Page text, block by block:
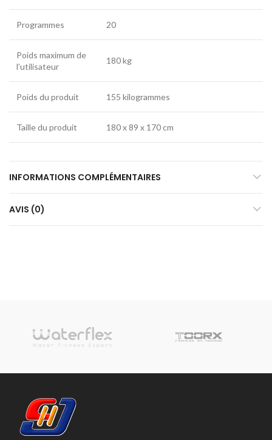
Programmes 20
Poids maximum de
l’utilisateur
180 kg
Poids du produit 155 kilogrammes
Taille du produit 180 x 89 x 170 cm
INFORMATIONS COMPLÉMENTAIRES
AVIS (0)